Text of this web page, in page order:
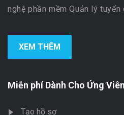
nghệ phần mềm Quản lý tuyển
XEM THÊM
Miễn phí Dành Cho Ứng Viên
Tạo hồ sơ